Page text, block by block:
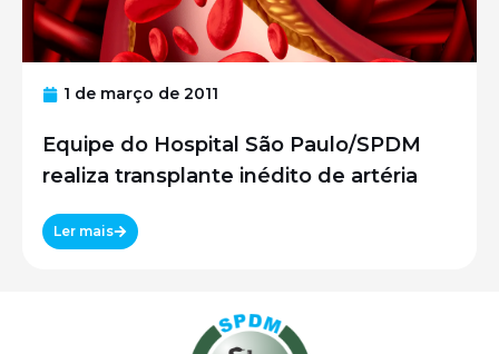
1 de março de 2011
Equipe do Hospital São Paulo/SPDM
realiza transplante inédito de artéria
Ler mais